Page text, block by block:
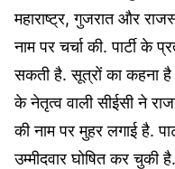
महाराष्ट्र, गुजरात और
नाम पर चर्चा की. पार्टी के
सकती है. सूत्रों का कहना है
के नेतृत्व वाली सीईसी ने
की नाम पर मुहर लगाई है.
उम्मीदवार घोषित कर चुकी है.